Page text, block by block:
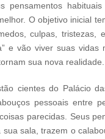
pensamentos
O objetivo inicial
culpas, tristezas,
e vão viver suas vidas
sua nova realidade.
cientes do Palácio
pessoais entre
parecidas. Seus
sala, trazem o